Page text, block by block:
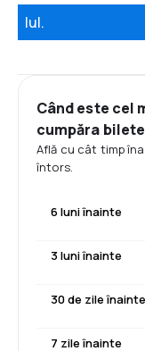
Iul.
Când este cel
cumpăra
Află cu cât timp
întors.
6 luni înainte
3 luni înainte
30 de zile înainte
7 zile înainte